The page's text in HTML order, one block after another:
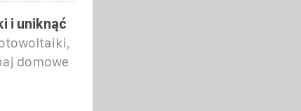
i uniknąć
domowe